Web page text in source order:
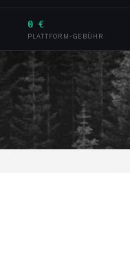
0 €
PLATTFORM-GEBÜHR